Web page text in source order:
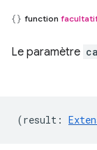
function
Le paramètre
(result :